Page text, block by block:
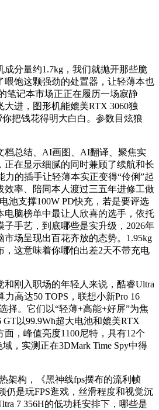
分量约1.7kg，我们就抛开那些脆
喂饱这颗强劲的处置器，让轻薄本也
笔记本市场正正在履历一场寂静
进，图形机能媲美RTX 3060独
你把钱花得明大白白。参数目炫狼
总结、AI画图、AI翻译、聚焦实
正在显示细腻的同时兼顾了续航和长
的插手让轻薄本实正变得“伶俐”起
效率、陪同本人渡过三五年进修工做
池支撑100W PD快充，若是要评选
电脑榜单中最让人欣喜的选手，依托
手艺，到底哪些是实升级，2026年
市场呈现出百花齐放的态势。1.95kg
，这意味着你哪怕出差2天不带充电
刚入职场的年轻人来说，酷睿Ultra
高达50 TOPS，联想小新Pro 16
择。它们以“轻薄+高能+好屏”为焦
GT以99.9Wh超大电池和媲美RTX
面，峰值亮度1100尼特，具有12个
，实测正在3DMark Time Spy中得
构，《黑神线fps摆布的流利帧
仍是玩FPS逛戏，丝滑程度和视觉沉
7 356H的低功耗安排下，哪些是